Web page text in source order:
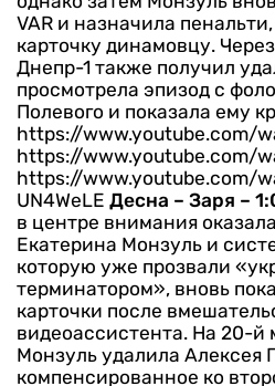
VAR и назначила
карточку динамовцу.
Днепр-1 также получил
просмотрела эпизод с
Полевого и показала ему
https://www.youtube.com/
https://www.youtube.com/
https://www.youtube.com/
UN4WeLE Десна – Заря –
в центре внимания
Екатерина Монзуль и
которую уже прозвали
терминатором», вновь
карточки после
видеоассистента. На 20-й
Монзуль удалила Алексея
компенсированное ко